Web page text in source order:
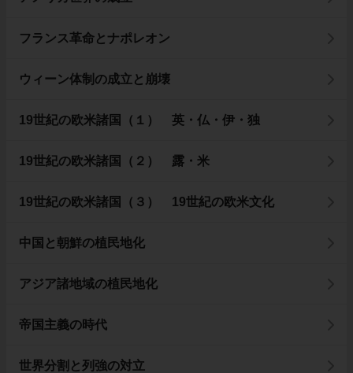
フランス革命とナポレオン
ウィーン体制の成立と崩壊
19世紀の欧米諸国（１） 英・仏・伊・独
19世紀の欧米諸国（２） 露・米
19世紀の欧米諸国（３） 19世紀の欧米文化
中国と朝鮮の植民地化
アジア諸地域の植民地化
帝国主義の時代
世界分割と列強の対立